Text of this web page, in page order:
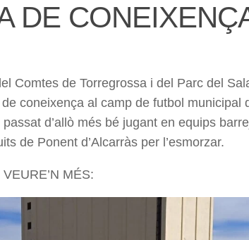
DE
Comtes de Torregrossa i del Parc del
coneixença al camp de futbol municipal
passat d’allò més bé jugant en equips
de Ponent d’Alcarràs per l’esmorzar.
MÉS: